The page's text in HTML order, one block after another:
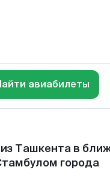
авиабилеты
Ташкента в
города